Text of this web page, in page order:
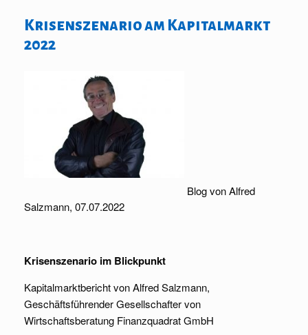
Krisenszenario am Kapitalmarkt
2022
Blog von Alfred
Salzmann, 07.07.2022
Krisenszenario im Blickpunkt
Kapitalmarktbericht von Alfred Salzmann,
Geschäftsführender Gesellschafter von
Wirtschaftsberatung Finanzquadrat GmbH